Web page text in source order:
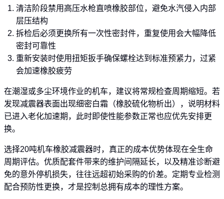
清洁阶段禁用高压水枪直喷橡胶部位，避免水汽侵入内部
层压结构
拆检后必须更换所有一次性密封件，重复使用会大幅降低
密封可靠性
重新安装时使用扭矩扳手确保螺栓达到标准预紧力，过紧
会加速橡胶疲劳
在潮湿或多尘环境作业的机车，建议将常规检查周期缩短。若
发现减震器表面出现细密白霜（橡胶硫化物析出），说明材料
已进入老化加速期，此时即使性能参数正常也应优先安排更
换。
选择20吨机车橡胶减震器时，真正的成本优势体现在全生命
周期评估。优质配套件带来的维护间隔延长，以及精准诊断避
免的意外停机损失，往往远超初始采购的价差。定期专业检测
配合预防性更换，才是控制总拥有成本的理性方案。